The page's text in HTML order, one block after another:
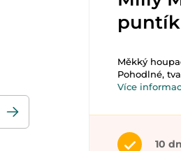
puntík
Měkký
Pohodlné,
Více
10